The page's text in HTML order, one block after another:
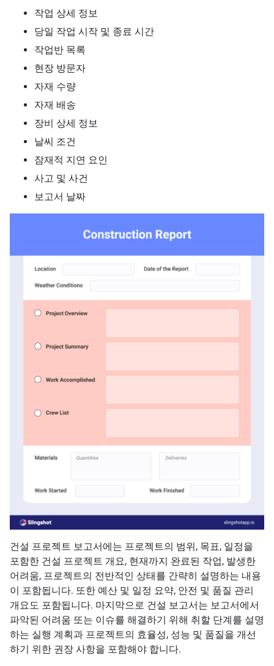
작업 상세 정보
당일 작업 시작 및 종료 시간
작업반 목록
현장 방문자
자재 수량
자재 배송
장비 상세 정보
날씨 조건
잠재적 지연 요인
사고 및 사건
보고서 날짜
건설 프로젝트 보고서에는 프로젝트의 범위, 목표, 일정을
포함한 건설 프로젝트 개요, 현재까지 완료된 작업, 발생한
어려움, 프로젝트의 전반적인 상태를 간략히 설명하는 내용
이 포함됩니다. 또한 예산 및 일정 요약, 안전 및 품질 관리
개요도 포함됩니다. 마지막으로 건설 보고서는 보고서에서
파악된 어려움 또는 이슈를 해결하기 위해 취할 단계를 설명
하는 실행 계획과 프로젝트의 효율성, 성능 및 품질을 개선
하기 위한 권장 사항을 포함해야 합니다.